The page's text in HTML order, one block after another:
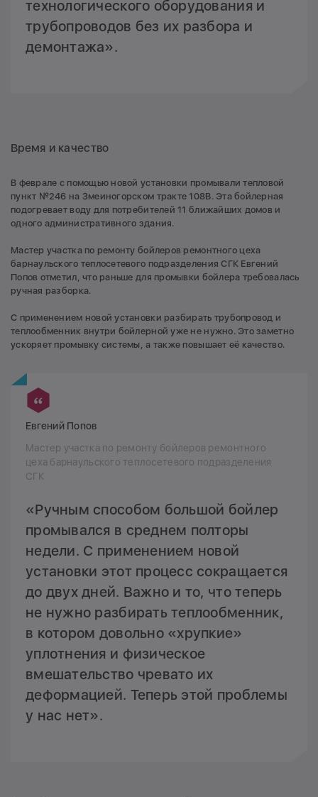
технологического оборудования и
трубопроводов без их разбора и
демонтажа».
Время и качество
В феврале с помощью новой установки промывали тепловой
пункт №246 на Змеиногорском тракте 108В. Эта бойлерная
подогревает воду для потребителей 11 ближайших домов и
одного административного здания.
Мастер участка по ремонту бойлеров ремонтного цеха
барнаульского теплосетевого подразделения СГК Евгений
Попов отметил, что раньше для промывки бойлера требовалась
ручная разборка.
С применением новой установки разбирать трубопровод и
теплообменник внутри бойлерной уже не нужно. Это заметно
ускоряет промывку системы, а также повышает её качество.
Евгений Попов
Мастер участка по ремонту бойлеров ремонтного
цеха барнаульского теплосетевого подразделения
СГК
«Ручным способом большой бойлер
промывался в среднем полторы
недели. С применением новой
установки этот процесс сокращается
до двух дней. Важно и то, что теперь
не нужно разбирать теплообменник,
в котором довольно «хрупкие»
уплотнения и физическое
вмешательство чревато их
деформацией. Теперь этой проблемы
у нас нет».